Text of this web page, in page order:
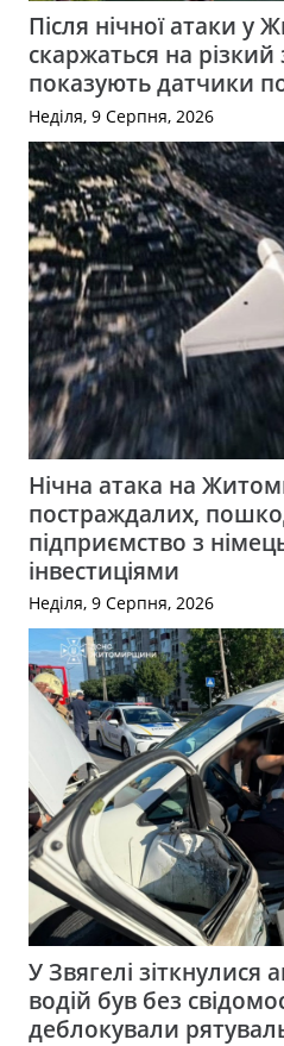
Після нічної атаки у
скаржаться на
показують датчики
Неділя, 9 Серпня, 2026
Нічна атака на
постраждалих,
підприємство з
інвестиціями
Неділя, 9 Серпня, 2026
У Звягелі зіткнулися
водій був без
деблокували